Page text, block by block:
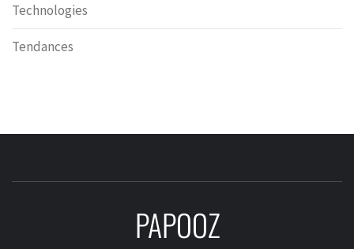
Technologies
Tendances
PAPOOZ